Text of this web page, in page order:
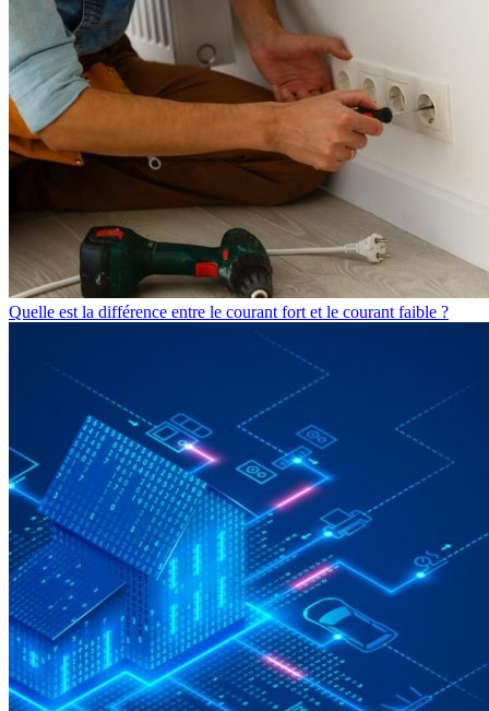
Quelle est la différence entre le courant fort et le courant faible ?